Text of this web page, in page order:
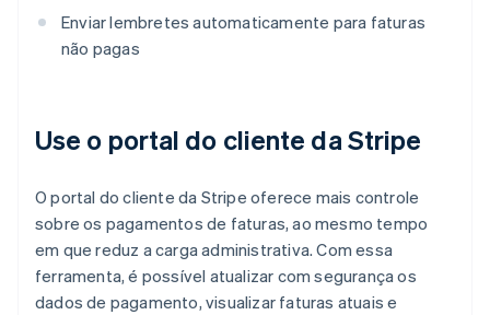
Enviar lembretes automaticamente para faturas
não pagas
Use o portal do cliente da Stripe
O portal do cliente da Stripe oferece mais controle
sobre os pagamentos de faturas, ao mesmo tempo
em que reduz a carga administrativa. Com essa
ferramenta, é possível atualizar com segurança os
dados de pagamento, visualizar faturas atuais e